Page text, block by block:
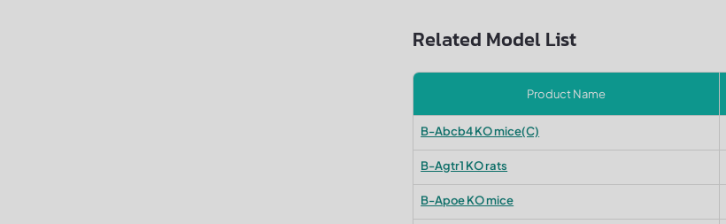
Related Model List
Product Name
B-Abcb4 KO mice(C)
B-Agtr1 KO rats
B-Apoe KO mice